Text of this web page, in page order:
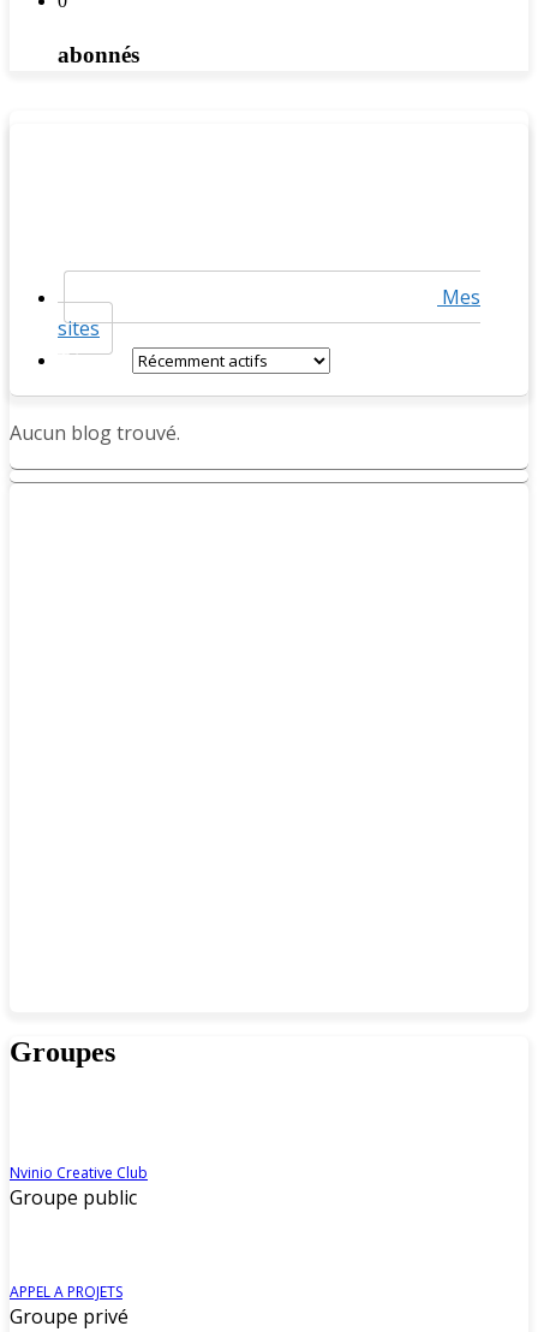
abonnés
Mes
sites
Trier par:
Aucun blog trouvé.
Groupes
Nvinio Creative Club
Groupe public
APPEL A PROJETS
Groupe privé